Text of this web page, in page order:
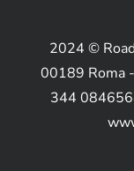
2024 ©
00189 Roma
344